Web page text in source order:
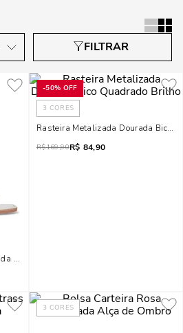
Tiras Strass
-50% OFF
3 CORES
Rasteira Metalizada Dourada Bico
R$169,90R$ 84,90
3 CORES